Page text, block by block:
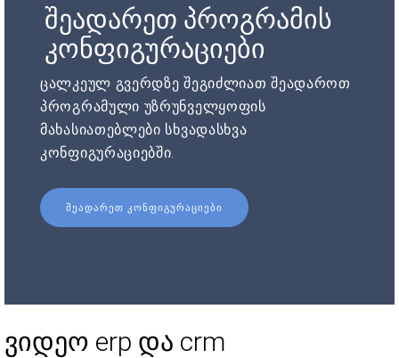
შეადარეთ პროგრამის
კონფიგურაციები
ცალკეულ გვერდზე შეგიძლიათ შეადაროთ
პროგრამული უზრუნველყოფის
მახასიათებლები სხვადასხვა
კონფიგურაციებში.
ᲨᲔᲐᲓᲐᲠᲔᲗ ᲙᲝᲜᲤᲘᲒᲣᲠᲐᲪᲘᲔᲑᲘ
ვიდეო erp და crm